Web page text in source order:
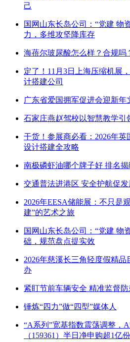
己
国网山东长岛公司：“党建 物
力，多维攻坚降库存
海蓓尔玻尿酸怎么样？合规吗
定了！11月3日上海压缩机展
计搭建公司
广东省爱国拥军促进会迎新年
石家庄燕赵驾校以智慧教学引
干货！参展商必看：2026年
设计搭建全攻略
南极磷虾油哪个牌子好 排名
交通普法进港区 安全护航促发
2026年EESA储能展：不只是
建”的艺术之旅
国网山东长岛公司：“党建 物
础，规范盘点提实效
2026年慈溪长三角轻度假精
办
紧盯节前车辆安全 精准监督
锤炼“四力”做“四型”媒体人
“A系列”宽基指数震荡调整，
（159361）半日净申购超1亿份